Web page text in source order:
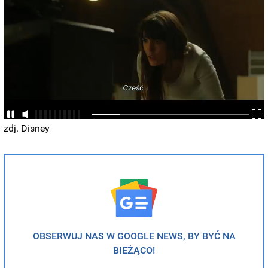
zdj. Disney
OBSERWUJ NAS W GOOGLE NEWS, BY BYĆ NA
BIEŻĄCO!